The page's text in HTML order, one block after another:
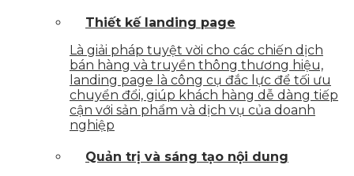
Thiết kế landing page
Là giải pháp tuyệt vời cho các chiến dịch
bán hàng và truyền thông thương hiệu,
landing page là công cụ đắc lực để tối ưu
chuyển đổi, giúp khách hàng dễ dàng tiếp
cận với sản phẩm và dịch vụ của doanh
nghiệp
Quản trị và sáng tạo nội dung